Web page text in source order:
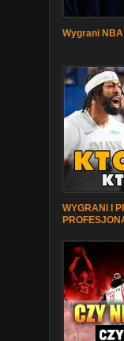
Wygrani
WYGRANI I